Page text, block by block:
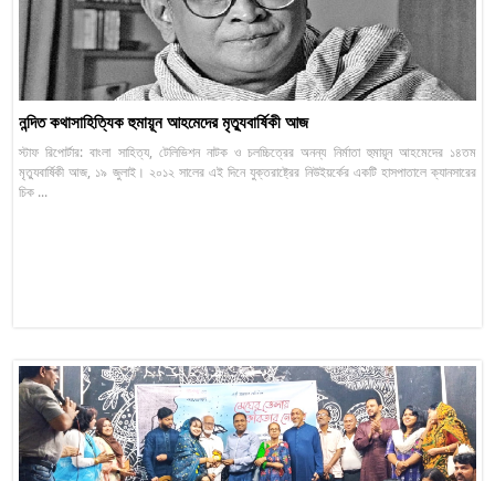
নন্দিত কথাসাহিত্যিক হুমায়ূন আহমেদের মৃত্যুবার্ষিকী আজ
স্টাফ রিপোর্টার: বাংলা সাহিত্য, টেলিভিশন নাটক ও চলচ্চিত্রের অনন্য নির্মাতা হুমায়ূন আহমেদের ১৪তম
মৃত্যুবার্ষিকী আজ, ১৯ জুলাই। ২০১২ সালের এই দিনে যুক্তরাষ্ট্রের নিউইয়র্কের একটি হাসপাতালে ক্যানসারের
চিক ...